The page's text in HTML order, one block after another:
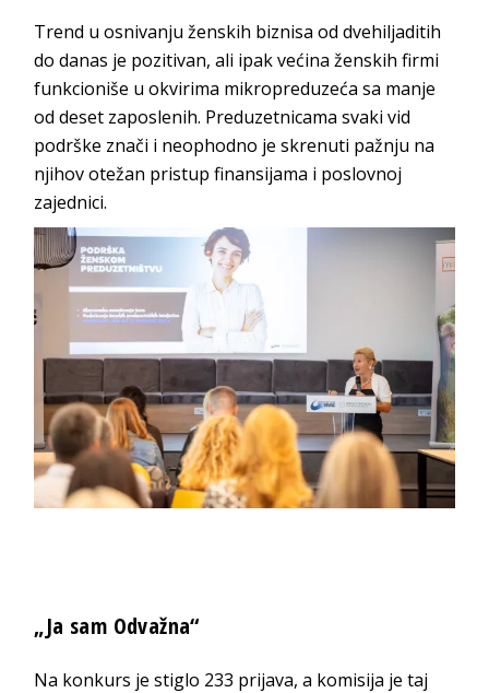
Trend u osnivanju ženskih biznisa od dvehiljaditih
do danas je pozitivan, ali ipak većina ženskih firmi
funkcioniše u okvirima mikropreduzeća sa manje
od deset zaposlenih. Preduzetnicama svaki vid
podrške znači i neophodno je skrenuti pažnju na
njihov otežan pristup finansijama i poslovnoj
zajednici.
„Ja sam Odvažna“
Na konkurs je stiglo 233 prijava, a komisija je taj